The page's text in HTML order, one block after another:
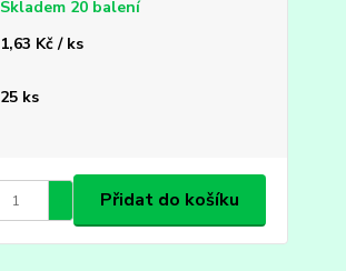
Skladem 20 balení
1,63 Kč / ks
25 ks
Přidat do košíku